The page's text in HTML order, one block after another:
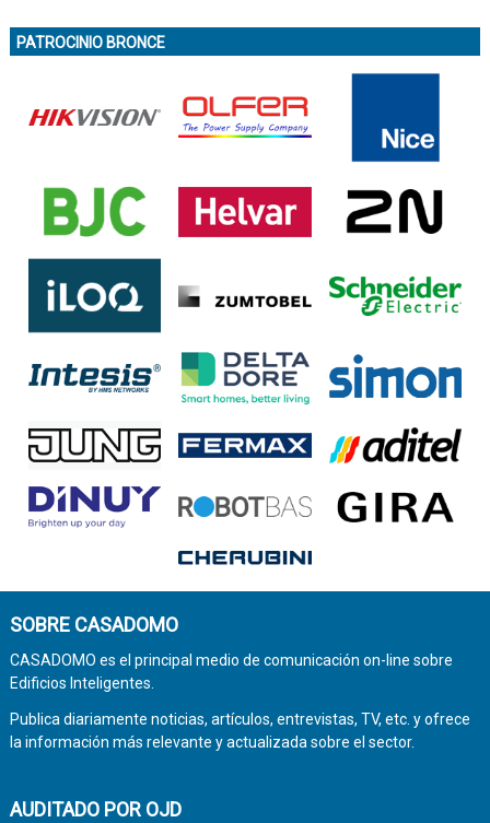
PATROCINIO BRONCE
SOBRE CASADOMO
CASADOMO es el principal medio de comunicación on-line sobre
Edificios Inteligentes.
Publica diariamente noticias, artículos, entrevistas, TV, etc. y ofrece
la información más relevante y actualizada sobre el sector.
AUDITADO POR OJD